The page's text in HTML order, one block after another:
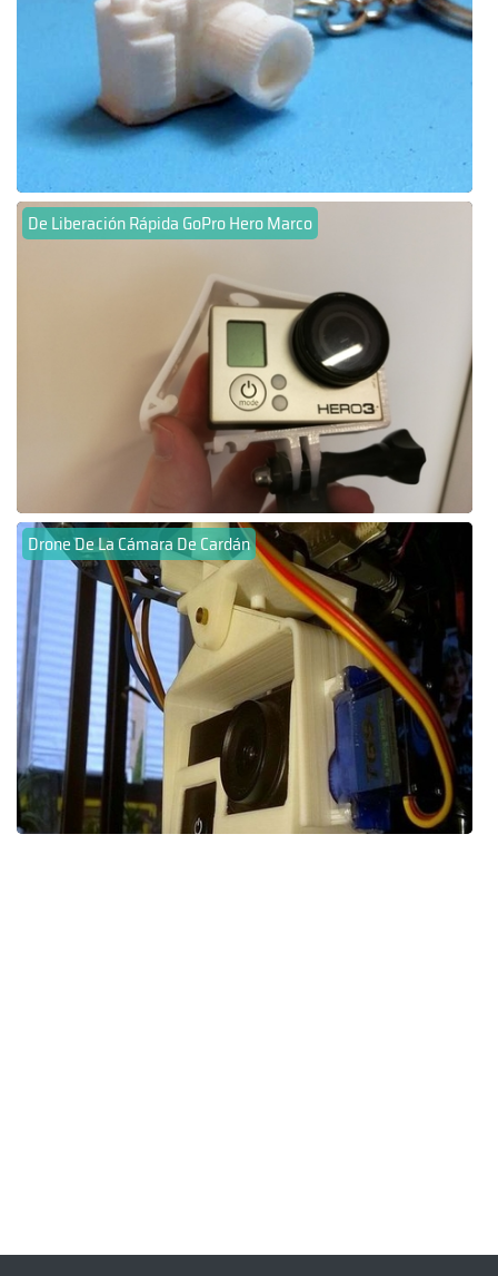
De Liberación Rápida GoPro Hero Marco
Drone De La Cámara De Cardán